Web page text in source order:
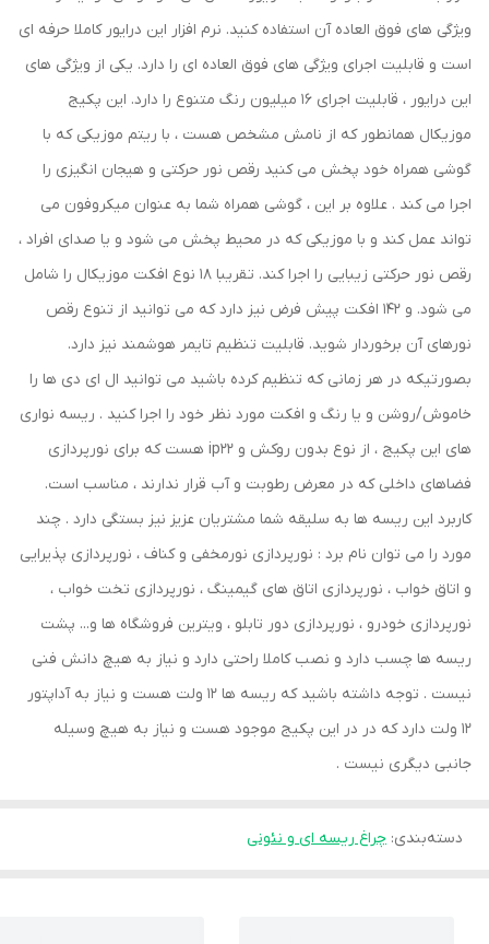
ویژگی های فوق العاده آن استفاده کنید. نرم افزار این درایور کاملا حرفه ای
است و قابلیت اجرای ویژگی های فوق العاده ای را دارد. یکی از ویژگی های
این درایور ، قابلیت اجرای 16 میلیون رنگ متنوع را دارد. این پکیج
موزیکال همانطور که از نامش مشخص هست ، با ریتم موزیکی که با
گوشی همراه خود پخش می کنید رقص نور حرکتی و هیجان انگیزی را
اجرا می کند . علاوه بر این ، گوشی همراه شما به عنوان میکروفون می
تواند عمل کند و با موزیکی که در محیط پخش می شود و یا صدای افراد ،
رقص نور حرکتی زیبایی را اجرا کند. تقریبا 18 نوع افکت موزیکال را شامل
می شود. و 142 افکت پیش فرض نیز دارد که می توانید از تنوع رقص
نورهای آن برخوردار شوید. قابلیت تنظیم تایمر هوشمند نیز دارد.
بصورتیکه در هر زمانی که تنظیم کرده باشید می توانید ال ای دی ها را
خاموش/روشن و یا رنگ و افکت مورد نظر خود را اجرا کنید . ریسه نواری
های این پکیج ، از نوع بدون روکش و ip22 هست که برای نورپردازی
فضاهای داخلی که در معرض رطوبت و آب قرار ندارند ، مناسب است.
کاربرد این ریسه ها به سلیقه شما مشتریان عزیز نیز بستگی دارد . چند
مورد را می توان نام برد : نورپردازی نورمخفی و کناف ، نورپردازی پذیرایی
و اتاق خواب ، نورپردازی اتاق های گیمینگ ، نورپردازی تخت خواب ،
نورپردازی خودرو ، نورپردازی دور تابلو ، ویترین فروشگاه ها و... پشت
ریسه ها چسب دارد و نصب کاملا راحتی دارد و نیاز به هیچ دانش فنی
نیست . توجه داشته باشید که ریسه ها 12 ولت هست و نیاز به آداپتور
12 ولت دارد که در در این پکیج موجود هست و نیاز به هیچ وسیله
جانبی دیگری نیست .
دسته‌بندی: چراغ ریسه ای و نئونی